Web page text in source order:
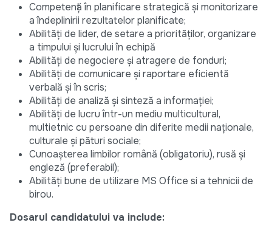
Competență în planificare strategică și monitorizare
a îndeplinirii rezultatelor planificate;
Abilități de lider, de setare a priorităților, organizare
a timpului și lucrului în echipă
Abilități de negociere și atragere de fonduri;
Abilități de comunicare și raportare eficientă
verbală și în scris;
Abilități de analiză și sinteză a informației;
Abilități de lucru într-un mediu multicultural,
multietnic cu persoane din diferite medii naționale,
culturale și pături sociale;
Cunoașterea limbilor română (obligatoriu), rusă și
engleză (preferabil);
Abilități bune de utilizare MS Office si a tehnicii de
birou.
Dosarul candidatului va include: